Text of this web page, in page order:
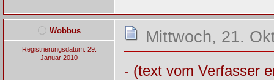
Wobbus
Registrierungsdatum: 29.
Januar 2010
Mittwoch, 21.
- (text vom Verfasser